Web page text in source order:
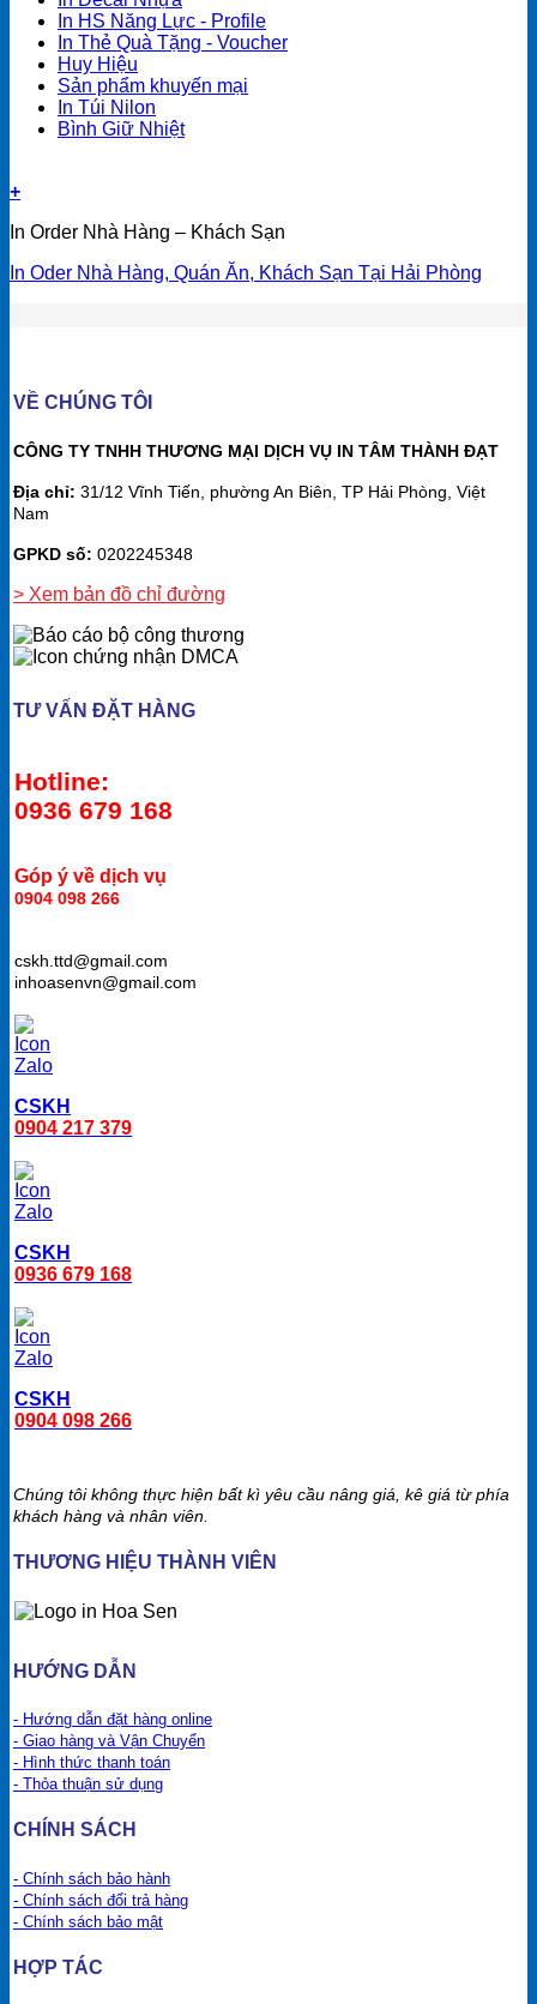
In HS Năng Lực - Profile
In Thẻ Quà Tặng - Voucher
Huy Hiệu
Sản phẩm khuyến mại
In Túi Nilon
Bình Giữ Nhiệt
+
In Order Nhà Hàng – Khách Sạn
In Oder Nhà Hàng, Quán Ăn, Khách Sạn Tại Hải Phòng
VỀ CHÚNG TÔI
CÔNG TY TNHH THƯƠNG MẠI DỊCH VỤ IN TÂM THÀNH ĐẠT
Địa chỉ: 31/12 Vĩnh Tiến, phường An Biên, TP Hải Phòng, Việt
Nam
GPKD số: 0202245348
> Xem bản đồ chỉ đường
TƯ VẤN ĐẶT HÀNG
Hotline:
0936 679 168
Góp ý về dịch vụ
0904 098 266
cskh.ttd@gmail.com
inhoasenvn@gmail.com
CSKH
0904 217 379
CSKH
0936 679 168
CSKH
0904 098 266
Chúng tôi không thực hiện bất kì yêu cầu nâng giá, kê giá từ phía
khách hàng và nhân viên.
THƯƠNG HIỆU THÀNH VIÊN
HƯỚNG DẪN
- Hướng dẫn đặt hàng online
- Giao hàng và Vận Chuyển
- Hình thức thanh toán
- Thỏa thuận sử dụng
CHÍNH SÁCH
- Chính sách bảo hành
- Chính sách đổi trả hàng
- Chính sách bảo mật
HỢP TÁC